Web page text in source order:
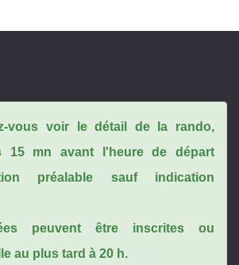
vous voir le détail de la rando,
15 mn avant l'heure de départ
préalable sauf indication
peuvent être inscrites ou
au plus tard à 20 h.